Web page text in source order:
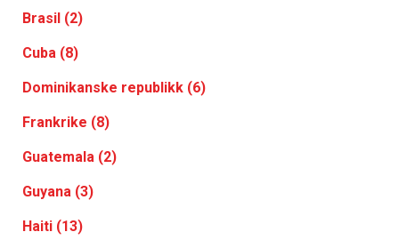
Brasil (2)
Cuba (8)
Dominikanske republikk (6)
Frankrike (8)
Guatemala (2)
Guyana (3)
Haiti (13)